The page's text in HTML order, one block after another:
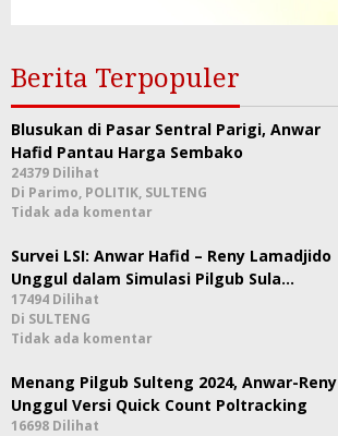
Berita Terpopuler
Blusukan di Pasar Sentral Parigi, Anwar
Hafid Pantau Harga Sembako
24379 Dilihat
Di Parimo, POLITIK, SULTENG
Tidak ada komentar
Survei LSI: Anwar Hafid – Reny Lamadjido
Unggul dalam Simulasi Pilgub Sula…
17494 Dilihat
Di SULTENG
Tidak ada komentar
Menang Pilgub Sulteng 2024, Anwar-Reny
Unggul Versi Quick Count Poltracking
16698 Dilihat